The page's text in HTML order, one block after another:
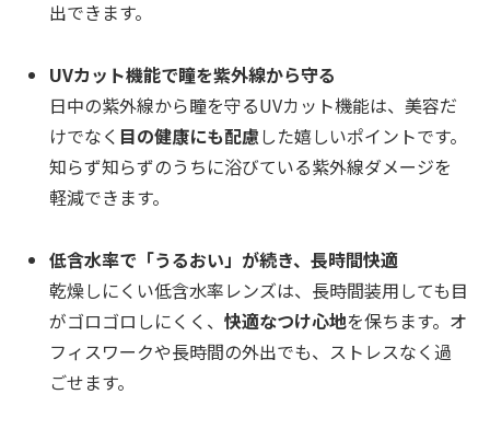
出できます。
UVカット機能で瞳を紫外線から守る
日中の紫外線から瞳を守るUVカット機能は、美容だ
けでなく 目の健康にも配慮した嬉しいポイントです。
知らず知らずのうちに浴びている紫外線ダメージを
軽減できます。
低含水率で「うるおい」が続き、長時間快適
乾燥しにくい低含水率レンズは、長時間装用しても目
がゴロゴロしにくく、快適なつけ心地を保ちます。オ
フィスワークや長時間の外出でも、ストレスなく過
ごせます。